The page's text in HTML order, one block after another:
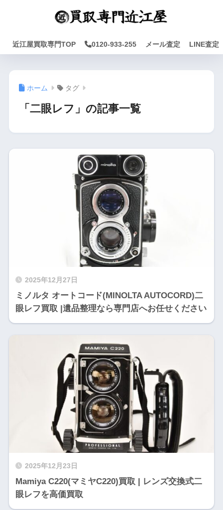
近江屋買取専門TOP 0120-933-255 メール査定 LINE査定
ホーム タグ
「二眼レフ」の記事一覧
2025年12月27日
ミノルタ オートコード(MINOLTA AUTOCORD)二
眼レフ買取 |遺品整理なら専門店へお任せください
2025年12月23日
Mamiya C220(マミヤC220)買取 | レンズ交換式二
眼レフを高価買取